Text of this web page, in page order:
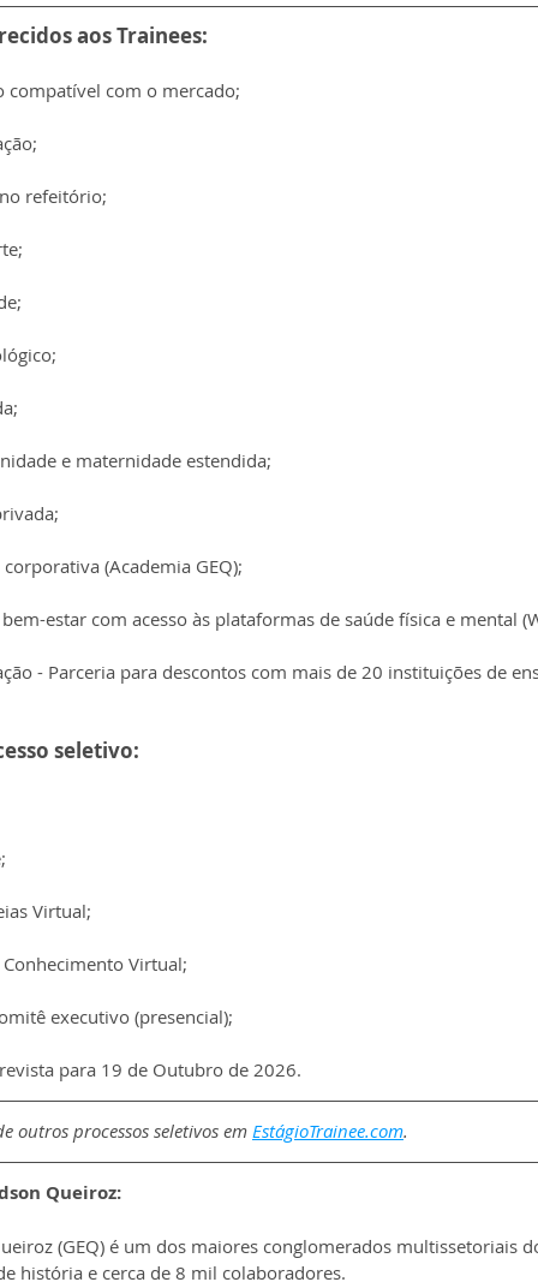
aos Trainees:
compatível com o mercado;
refeitório;
e maternidade estendida;
(Academia GEQ);
estar com acesso às plataformas de saúde física e mental
- Parceria para descontos com mais de 20 instituições de
seletivo:
Virtual;
Virtual;
executivo (presencial);
para 19 de Outubro de 2026.
outros processos seletivos em EstágioTrainee.com.
Queiroz:
(GEQ) é um dos maiores conglomerados multissetoriais
história e cerca de 8 mil colaboradores.